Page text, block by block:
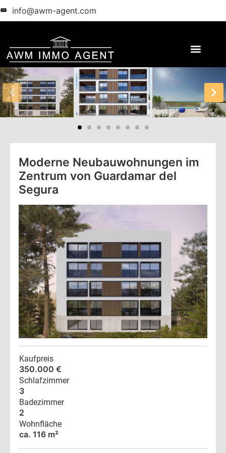
info@awm-agent.com
Moderne Neubauwohnungen im
Zentrum von Guardamar del
Segura
Kaufpreis
350.000 €
Schlafzimmer
3
Badezimmer
2
Wohnfläche
ca. 116 m²